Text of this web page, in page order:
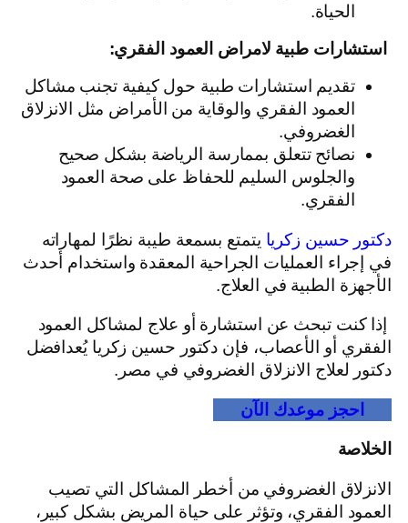
الحياة.
استشارات طبية لامراض العمود الفقري:
تقديم استشارات طبية حول كيفية تجنب مشاكل
العمود الفقري والوقاية من الأمراض مثل الانزلاق
الغضروفي.
نصائح تتعلق بممارسة الرياضة بشكل صحيح
والجلوس السليم للحفاظ على صحة العمود
الفقري.
دكتور حسين زكريا يتمتع بسمعة طيبة نظرًا لمهاراته
في إجراء العمليات الجراحية المعقدة واستخدام أحدث
الأجهزة الطبية في العلاج.
إذا كنت تبحث عن استشارة أو علاج لمشاكل العمود
الفقري أو الأعصاب، فإن دكتور حسين زكريا يُعدافضل
دكتور لعلاج الانزلاق الغضروفي في مصر.
احجز موعدك الآن
الخلاصة
الانزلاق الغضروفي من أخطر المشاكل التي تصيب
العمود الفقري، وتؤثر على حياة المريض بشكل كبير،